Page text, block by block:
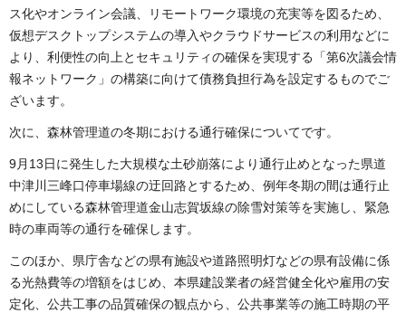
ス化やオンライン会議、リモートワーク環境の充実等を図るため、
仮想デスクトップシステムの導入やクラウドサービスの利用などに
より、利便性の向上とセキュリティの確保を実現する「第6次議会情
報ネットワーク」の構築に向けて債務負担行為を設定するものでご
ざいます。
次に、森林管理道の冬期における通行確保についてです。
9月13日に発生した大規模な土砂崩落により通行止めとなった県道
中津川三峰口停車場線の迂回路とするため、例年冬期の間は通行止
めにしている森林管理道金山志賀坂線の除雪対策等を実施し、緊急
時の車両等の通行を確保します。
このほか、県庁舎などの県有施設や道路照明灯などの県有設備に係
る光熱費等の増額をはじめ、本県建設業者の経営健全化や雇用の安
定化、公共工事の品質確保の観点から、公共事業等の施工時期の平